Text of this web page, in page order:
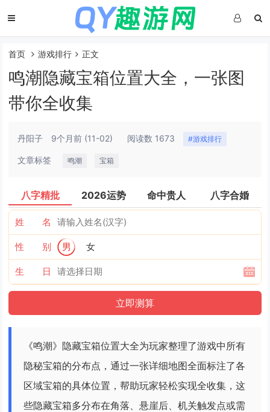
首页 游戏排行 正文
鸣潮隐藏宝箱位置大全，一张图
带你全收集
丹阳子 9个月前 (11-02) 阅读数 1673 #游戏排行
文章标签 鸣潮 宝箱
八字精批 2026运势 命中贵人 八字合婚
姓 名
性 别 男 女
生 日
《鸣潮》隐藏宝箱位置大全为玩家整理了游戏中所有
隐秘宝箱的分布点，通过一张详细地图全面标注了各
区域宝箱的具体位置，帮助玩家轻松实现全收集，这
些隐藏宝箱多分布在角落、悬崖后、机关触发点或需